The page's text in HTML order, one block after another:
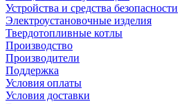
Устройства и средства безопасности
Электроустановочные изделия
Твердотопливные котлы
Производство
Производители
Поддержка
Условия оплаты
Условия доставки